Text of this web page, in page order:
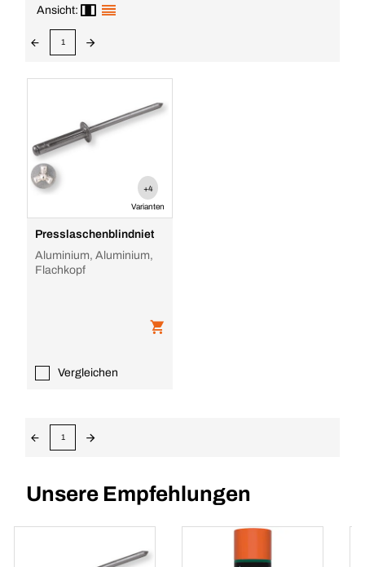
Ansicht:
1
+4
Varianten
Presslaschenblindniet
Aluminium, Aluminium,
Flachkopf
Vergleichen
1
Unsere Empfehlungen